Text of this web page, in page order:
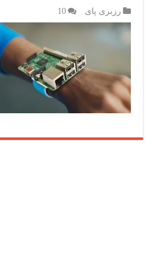
رزبری پای 10